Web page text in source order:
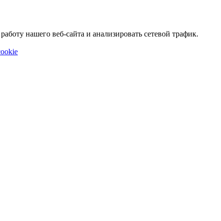
нашего веб-сайта и анализировать сетевой трафик.